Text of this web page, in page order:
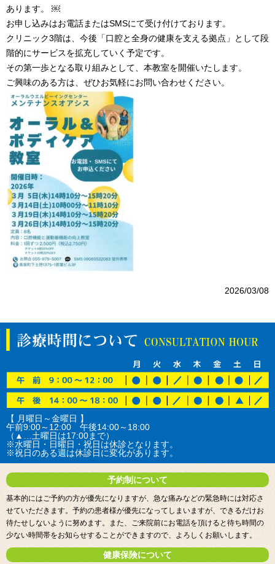
あります。 ￼
お申し込みはお電話またはSMSにて受け付けております。
クリニック3階は、今後「口腔と全身の健康を支える拠点」として段
階的にサービスを拡充していく予定です。
その第一歩となる取り組みとして、本教室を開催いたします。
ご興味のある方は、ぜひお気軽にお問い合わせください。
2026/03/08
【 月曜日～金曜日 】
午前9:00～12:00 午後14:00～18:00
（▲…土曜日は17:00まで）
※水曜日・日曜日・祝日は休診となります。
※祝日のある週は休診日に変化があります。
予約制について
基本的にはご予約の方が優先になりますが、急な痛みなどの緊急時には対応さ
せていただきます。予約の患者様が優先になってしまいますが、できるだけお
待たせしないように努めます。また、ご来院前にお電話を頂けると待ち時間の
少ない時間帯をお知らせすることができますので、よろしくお願いします。
健康保険について